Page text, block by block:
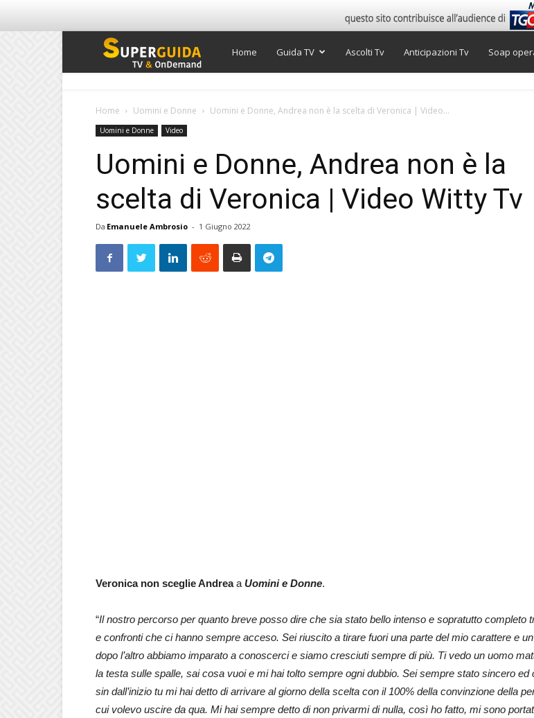
Super
Home Guida TV Ascolti Tv Anticipazioni Tv Soap
Home Uomini e Donne Uomini e Donne, Andrea non è la scelta di Veronica | Video...
Uomini e Donne Video
Uomini e Donne, Andrea non è la
scelta di Veronica | Video Witty Tv
Da Emanuele Ambrosio - 1 Giugno 2022
Veronica non sceglie Andreaa Uomini e Donne.
“Il nostro percorso per quanto breve posso dire che sia stato bello intenso e sopratutto completo
e confronti che ci hanno sempre acceso. Sei riuscito a tirare fuori una parte del mio carattere e
dopo l’altro abbiamo imparato a conoscerci e siamo cresciuti sempre di più. Ti vedo un uomo
la testa sulle spalle, sai cosa vuoi e mi hai tolto sempre ogni dubbio. Sei sempre stato sincero ed
sin dall’inizio tu mi hai detto di arrivare al giorno della scelta con il 100% della convinzione della
cui volevo uscire da qua. Mi hai sempre detto di non privarmi di nulla, così ho fatto, mi sono